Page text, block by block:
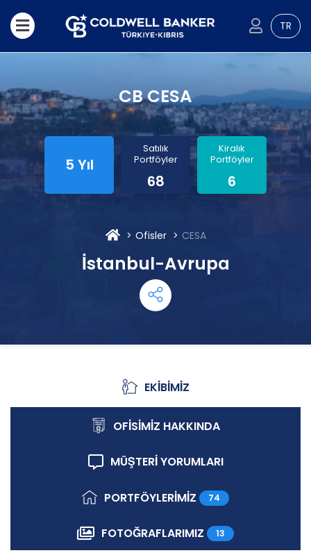
TR
CB CESA
5 Yıl
Satılık
Portföyler
68
Kiralık
Portföyler
6
Ofisler CESA
İstanbul-Avrupa
Ekibimiz
EKİBİMİZ
Ofisimiz Hakkında
OFİSİMİZ HAKKINDA
Müşteri Yorumları
MÜŞTERİ YORUMLARI
Portföylerimiz
PORTFÖYLERİMİZ 74
Fotoğraflarımız
FOTOĞRAFLARIMIZ 13